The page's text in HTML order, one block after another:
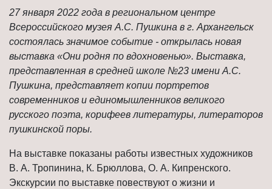
27 января 2022 года в региональном центре
Всероссийского музея А.С. Пушкина в г. Архангельск
состоялась значимое событие - открылась новая
выставка «Они родня по вдохновенью». Выставка,
представленная в средней школе №23 имени А.С.
Пушкина, представляет копии портретов
современников и единомышленников великого
русского поэта, корифеев литературы, литераторов
пушкинской поры.
На выставке показаны работы известных художников
В. А. Тропинина, К. Брюллова, О. А. Кипренского.
Экскурсии по выставке повествуют о жизни и